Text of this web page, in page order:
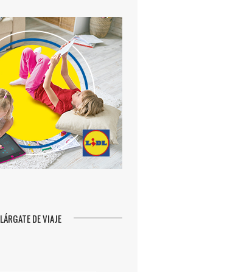
LÁRGATE DE VIAJE